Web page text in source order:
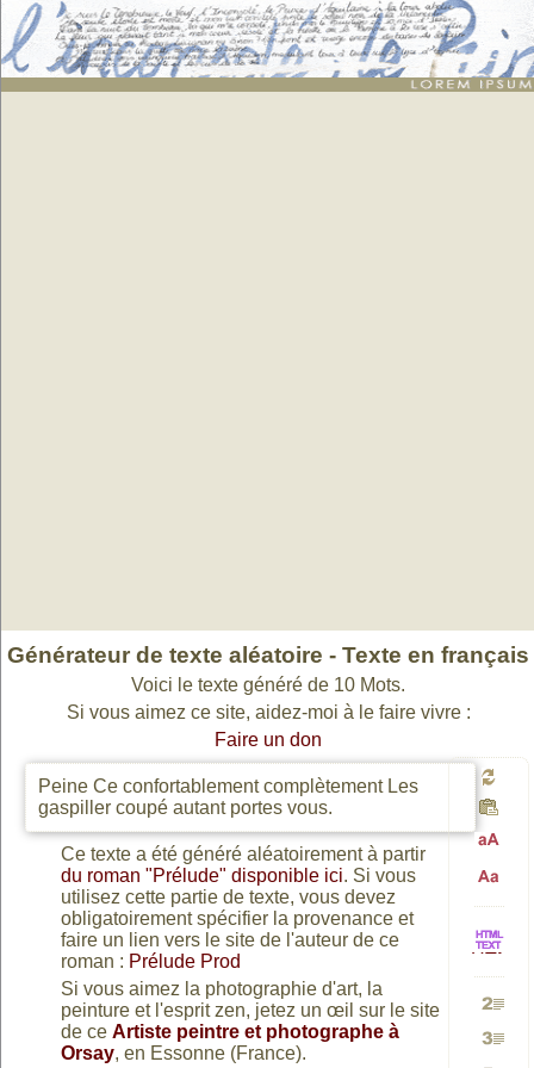
Texte français: génération de 10 mots
Générateur de texte aléatoire - Texte en français
Voici le texte généré de 10 Mots.
Si vous aimez ce site, aidez-moi à le faire vivre :
Faire un don
un
en
en
HTML
vers
Peine Ce confortablement complètement Les
gaspiller coupé autant portes vous.
Ce texte a été généré aléatoirement à partir
du roman "Prélude" disponible ici. Si vous
utilisez cette partie de texte, vous devez
obligatoirement spécifier la provenance et
faire un lien vers le site de l'auteur de ce
roman : Prélude Prod
Si vous aimez la photographie d'art, la
peinture et l'esprit zen, jetez un œil sur le site
de ce Artiste peintre et photographe à
Orsay, en Essonne (France).